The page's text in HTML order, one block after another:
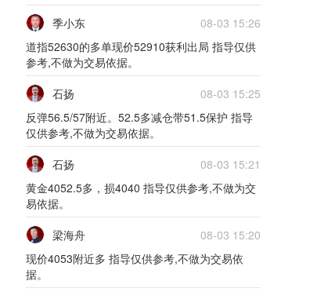
01月24日0124货币
01月21日0121外汇
01月20日0120外汇
5m
01月19日0119外汇
5m
季小东
08-03 15:26
道指52630的多单现价52910获利出局 指导仅供
参考,不做为交易依据。
石扬
08-03 15:25
反弹56.5/57附近。52.5多减仓带51.5保护 指导
仅供参考,不做为交易依据。
石扬
08-03 15:21
黄金4052.5多，损4040 指导仅供参考,不做为交
易依据。
梁海舟
08-03 15:20
现价4053附近多 指导仅供参考,不做为交易依
据。